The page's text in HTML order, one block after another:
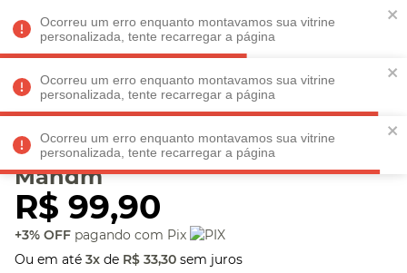
Ocorreu um erro enquanto montavamos sua vitrine
personalizada, tente recarregar a página
Ocorreu um erro enquanto montavamos sua vitrine
personalizada, tente recarregar a página
Ocorreu um erro enquanto montavamos sua vitrine
personalizada, tente recarregar a página
Faltam REGULAMENTO
Veja produtos perto de você! Informe seu CEP
Cordinha Verde Claro
Mandm
R$ 99,90
+3% OFF pagando com Pix
Ou em até 3x de R$ 33,30 sem juros